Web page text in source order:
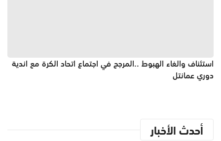
استئناف والغاء الهبوط ..المرجح في اجتماع اتحاد الكرة مع اندية
دوري عمانتل
أحدث الأخبار